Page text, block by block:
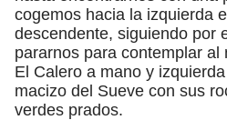
cogemos hacia la izquierda
descendente, siguiendo por
pararnos para contemplar
El Calero a mano y
macizo del Sueve con sus
verdes prados.